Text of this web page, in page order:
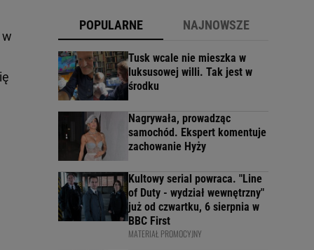
POPULARNE NAJNOWSZE
Tusk wcale nie mieszka w
luksusowej willi. Tak jest w
środku
Nagrywała, prowadząc
samochód. Ekspert komentuje
zachowanie Hyży
Kultowy serial powraca. "Line
of Duty - wydział wewnętrzny"
już od czwartku, 6 sierpnia w
BBC First
MATERIAŁ PROMOCYJNY